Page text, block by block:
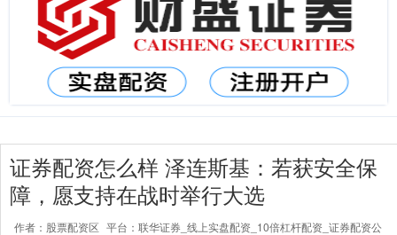
证券配资怎么样 泽连斯基：若获安全保
障，愿支持在战时举行大选
作者：股票配资区 平台：联华证券_线上实盘配资_10倍杠杆配资_证券配资公